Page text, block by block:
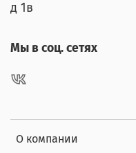
О компании
д 1в
Мы в соц. сетях